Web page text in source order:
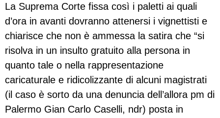
La Suprema Corte fissa così i paletti ai quali
d’ora in avanti dovranno attenersi i vignettisti e
chiarisce che non è ammessa la satira che “si
risolva in un insulto gratuito alla persona in
quanto tale o nella rappresentazione
caricaturale e ridicolizzante di alcuni magistrati
(il caso è sorto da una denuncia dell’allora pm di
Palermo Gian Carlo Caselli, ndr) posta in